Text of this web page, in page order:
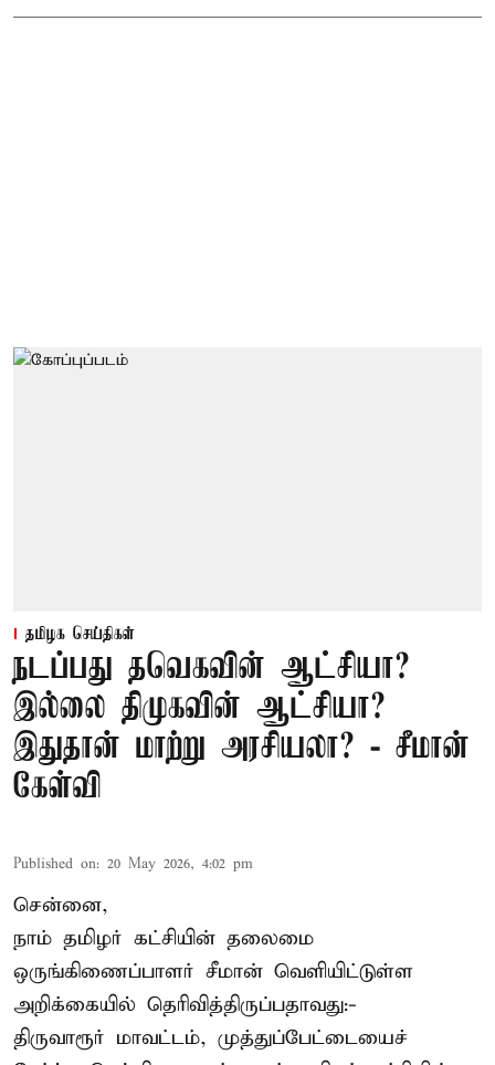
தமிழக செய்திகள்
நடப்பது தவெகவின் ஆட்சியா?
இல்லை திமுகவின் ஆட்சியா?
இதுதான் மாற்று அரசியலா? - சீமான்
கேள்வி
Published on: 20 May 2026, 4:02 pm
சென்னை,
நாம் தமிழர் கட்சியின் தலைமை
ஒருங்கிணைப்பாளர் சீமான் வெளியிட்டுள்ள
அறிக்கையில் தெரிவித்திருப்பதாவது:-
திருவாரூர் மாவட்டம், முத்துப்பேட்டையைச்